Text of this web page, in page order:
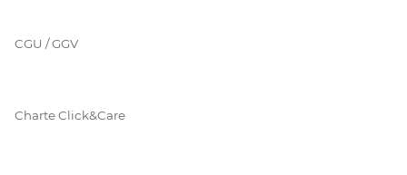
CGU / GGV
Charte Click&Care